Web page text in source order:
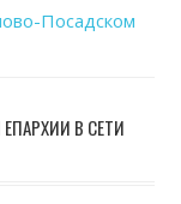
Посадском
В СЕТИ